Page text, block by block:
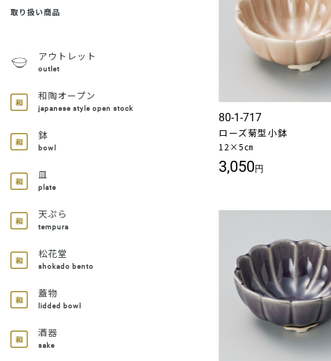
取り扱い商品
アウトレット
outlet
和陶オープン
japanese style open stock
鉢
bowl
皿
plate
天ぷら
tempura
松花堂
shokado bento
蓋物
lidded bowl
酒器
sake
80-1-717
ローズ菊型小鉢
12×5㎝
3,050円